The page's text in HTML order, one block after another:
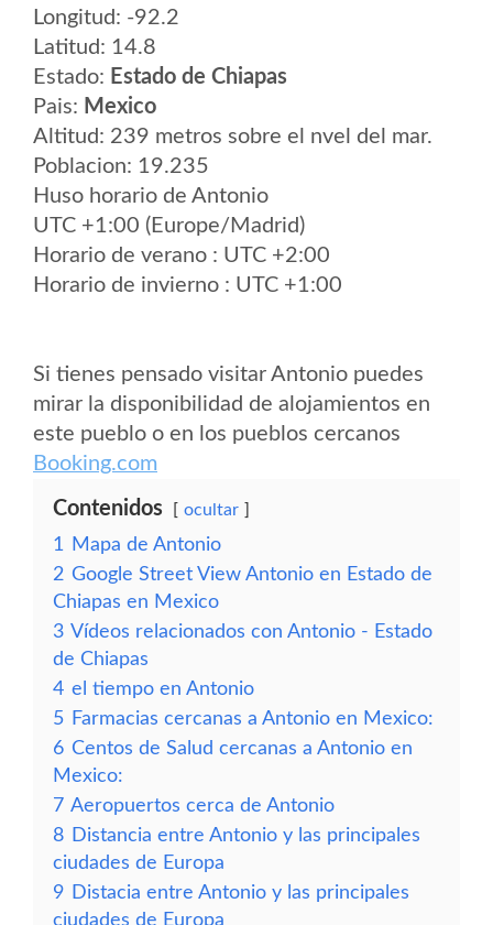
Longitud: -92.2
Latitud: 14.8
Estado: Estado de Chiapas
Pais: Mexico
Altitud: 239 metros sobre el nvel del mar.
Poblacion: 19.235
Huso horario de Antonio
UTC +1:00 (Europe/Madrid)
Horario de verano : UTC +2:00
Horario de invierno : UTC +1:00
Si tienes pensado visitar Antonio puedes
mirar la disponibilidad de alojamientos en
este pueblo o en los pueblos cercanos
Booking.com
Contenidos ocultar
1
Mapa de Antonio
2 Google Street View Antonio en Estado de
Chiapas en Mexico
3 Vídeos relacionados con Antonio - Estado
de Chiapas
4 el tiempo en Antonio
5 Farmacias cercanas a Antonio en Mexico:
6 Centos de Salud cercanas a Antonio en
Mexico:
7 Aeropuertos cerca de Antonio
8 Distancia entre Antonio y las principales
ciudades de Europa
9 Distacia entre Antonio y las principales
ciudades de Europa